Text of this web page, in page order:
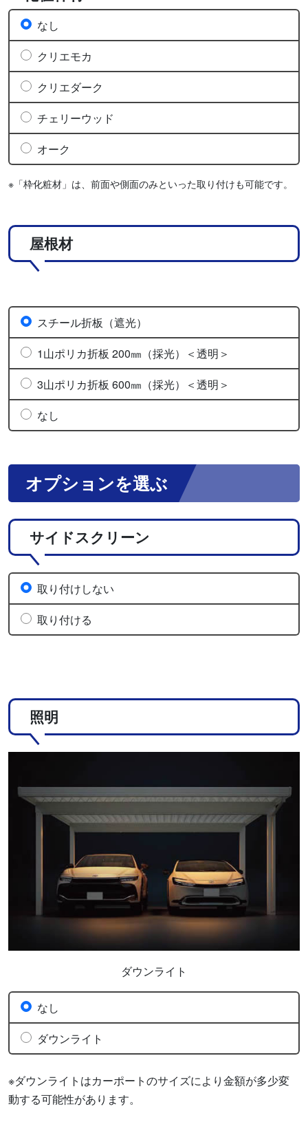
なし
クリエモカ
クリエダーク
チェリーウッド
オーク
※「枠化粧材」は、前面や側面のみといった取り付けも可能です。
屋根材
スチール折板（遮光）
1山ポリカ折板 200㎜（採光）＜透明＞
3山ポリカ折板 600㎜（採光）＜透明＞
なし
オプションを選ぶ
サイドスクリーン
取り付けしない
取り付ける
照明
ダウンライト
なし
ダウンライト
※ダウンライトはカーポートのサイズにより金額が多少変
動する可能性があります。